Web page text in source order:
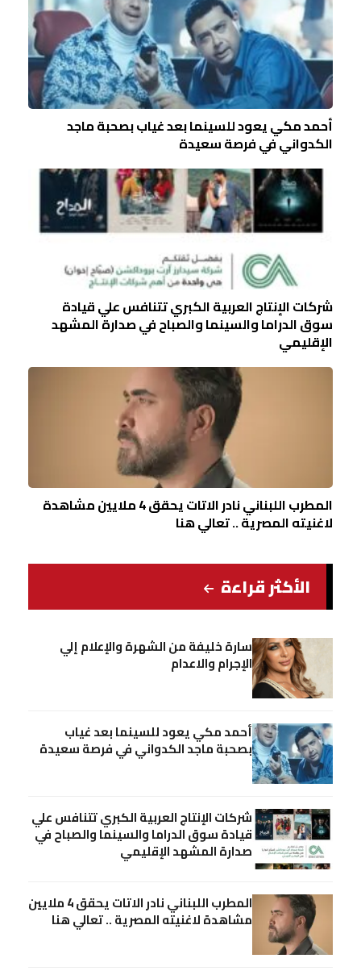
أحمد مكي يعود للسينما بعد غياب بصحبة ماجد
الكدواني في فرصة سعيدة
شركات الإنتاج العربية الكبري تتنافس علي قيادة
سوق الدراما والسينما والصباح في صدارة المشهد
الإقليمي
المطرب اللبناني نادر الاتات يحقق 4 ملايين مشاهدة
لاغنيته المصرية .. تعالي هنا
الأكثر قراءة
سارة خليفة من الشهرة والإعلام إلي
الإجرام والاعدام
أحمد مكي يعود للسينما بعد غياب
بصحبة ماجد الكدواني في فرصة سعيدة
شركات الإنتاج العربية الكبري تتنافس علي
قيادة سوق الدراما والسينما والصباح في
صدارة المشهد الإقليمي
المطرب اللبناني نادر الاتات يحقق 4 ملايين
مشاهدة لاغنيته المصرية .. تعالي هنا